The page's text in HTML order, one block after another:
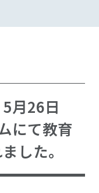
月26日
にて教育
した。